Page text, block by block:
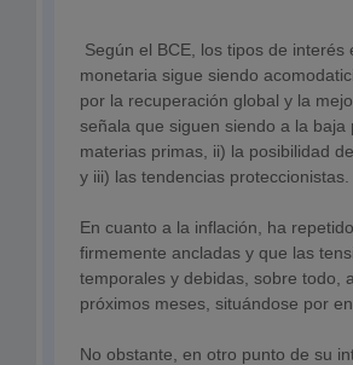
Según el BCE, los tipos de
monetaria sigue siendo
por la recuperación global y la
señala que siguen siendo a la
materias primas, ii) la posibilidad
y iii) las tendencias proteccionistas.
En cuanto a la inflación, ha
firmemente ancladas y que las
temporales y debidas, sobre todo,
próximos meses, situándose por
No obstante, en otro punto de su